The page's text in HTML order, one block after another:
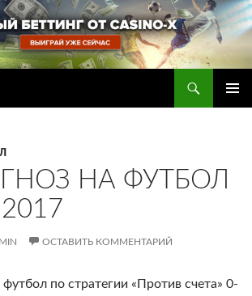
НА ФУТБОЛ
ОСТАВИТЬ КОММЕНТАРИЙ
по стратегии «Против счета» 0-